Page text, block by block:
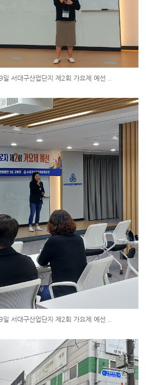
서대구산업단지 제2회 가요제 예선 ..
서대구산업단지 제2회 가요제 예선 ..